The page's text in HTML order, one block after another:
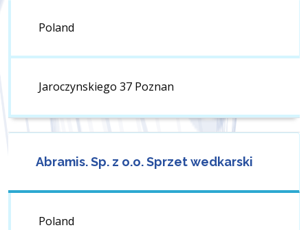
Poland
Jaroczynskiego 37 Poznan
Abramis. Sp. z o.o. Sprzet wedkarski
Poland